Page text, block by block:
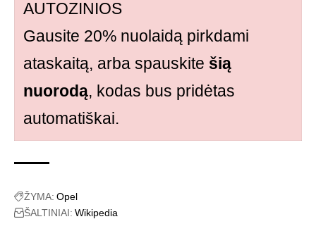
AUTOZINIOS
Gausite 20% nuolaidą pirkdami
ataskaitą, arba spauskite šią
nuorodą, kodas bus pridėtas
automatiškai.
ŽYMA: Opel
ŠALTINIAI: Wikipedia